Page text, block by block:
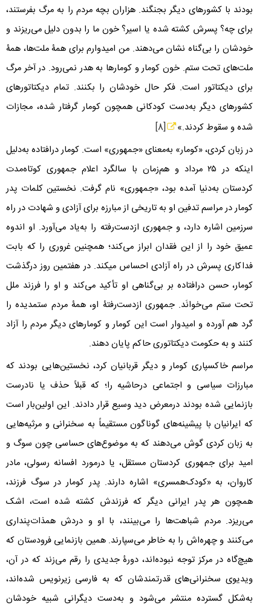
بودند با کشور‌های دیگر بجنگند. هزاران بچه مردم را به مرگ بفرستند،
برای چه؟ پسرش کشته شده یا اسیر؟ خون ما را بدون دلیل می‌ریزند و
خودشان را بی‌گناه نشان می‌دهند. من امیدوارم برای همۀ ملت‌ها، همۀ
ملت‌های تحت ستم. خون کومار و کومار‌ها به هدر نمی‌رود. در آخر مرگ
برای دیکتاتور است. فکر حال خودشان را بکنند. تمام دیکتاتورهای
کشورهای دیگر به‌دست کودکانی همچون کومار گرفتار شده، مجازات
شده و سقوط کردند.»
[8]
در زبان کردی، «کومار» به‌معنای «جمهوری» است. کومار درافتاده به‌دلیل
اینکه در ۲۵مرداد و هم‌زمان با سالگرد اعلام جمهوری کوتاه‌مدت
کردستان به‌دنیا آمده بود، «جمهوری» نام گرفت. نخستین کلمات پدر
کومار در مراسم تدفین او به تاریخی از مبارزه برای آزادی و شهادت در راه
سرزمین اشاره دارد، و جمهوری‌ ازدست‌رفته را به‌یاد می‌آورد. او اندوه
عمیق خود را از این فقدان ابراز می‌کند؛ همچنین غروری را که بابت
فداکاری پسرش در راه آزادی احساس می‎کند. در هفتمین روز درگذشت
کومار، حسن درافتاده بر بی‌گناهی او تأکید می‌کند و او را فرزند ملل
تحت ستم می‌خوانَد. جمهوری ازدست‌رفتۀ او، همۀ مردم ستمدیده را
گرد هم آورده و امیدوار است این کومار و کومارهای دیگر مردم را آزاد
کنند و به حکومت دیکتاتوری حاکم پایان دهند.
مراسم خاکسپاری کومار و دیگر قربانیان کرد، نخستین‌هایی بودند که
مبارزات سیاسی و اجتماعی درحاشیه را؛ که قبلاً حذف یا نادرست
بازنمایی شده بودند درمعرض دید وسیع قرار دادند. این اولین‌بار است
که ایرانیان با پیشینه‌های گوناگون مستقیماً به سخنرانی و مرثیه‌هایی
به زبان کردی گوش می‌دهند که به موضوع‌های حساسی چون سوگ و
امید برای جمهوری کردستان مستقل، یا درمورد افسانه رسولی، مادر
کاروان، به «کودک‌همسری» اشاره دارند. پدر کومار در سوگ فرزند،
همچون هر پدر ایرانی دیگر که فرزندش کشته شده است، اشک
می‌ریزد. مردم شباهت‌ها را می‌بینند، با او و دردش همذات‌پنداری
می‌کنند و چهره‌اش را به خاطر می‌سپارند. همین بازنمایی فرودستان که
هیچ‌گاه در مرکز توجه نبوده‌اند، دورۀ جدیدی را رقم می‌زند که در آن،
ویدیوی سخنرانی‌های قدرتمندشان که به فارسی زیرنویس شده‌اند،
به‌شکل گسترده منتشر می‌شود و به‌دست دیگرانی شبیه خودشان